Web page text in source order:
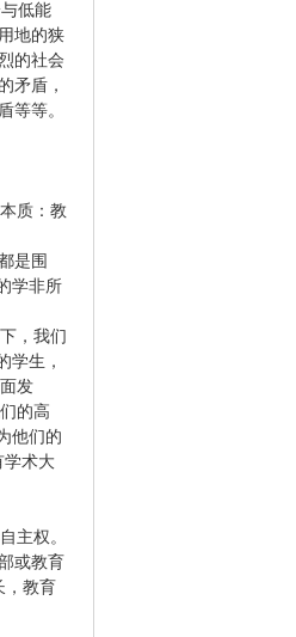
低能
地的狭
的社会
矛盾，
等等。
质：教
是围
学非所
，我们
学生，
发
的高
他们的
学术大
主权。
或教育
，教育